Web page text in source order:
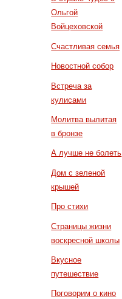
Ольгой
Войцеховской
Счастливая семья
Новостной собор
Встреча за
кулисами
Молитва вылитая
в бронзе
А лучше не болеть
Дом с зеленой
крышей
Про стихи
Страницы жизни
воскресной школы
Вкусное
путешествие
Поговорим о кино